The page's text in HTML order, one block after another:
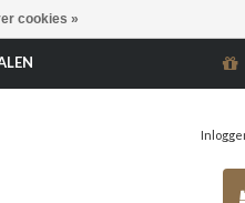
cookies »